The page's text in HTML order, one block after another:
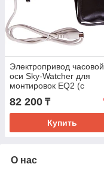
Электропривод часовой
оси Sky-Watcher для
монтировок EQ2 (с
82 200 ₸
Купить
О нас